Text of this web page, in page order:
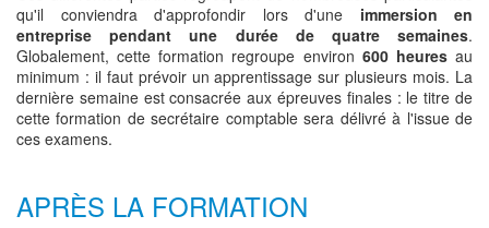
qu'il conviendra d'approfondir lors d'une immersion en
entreprise pendant une durée de quatre semaines.
Globalement, cette formation regroupe environ 600 heuresau
minimum : il faut prévoir un apprentissage sur plusieurs mois. La
dernière semaine est consacrée aux épreuves finales : le titre de
cette formation de secrétaire comptable sera délivré à l'issue de
ces examens.
APRÈS LA FORMATION